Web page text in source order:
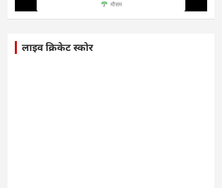
मौसम
लाइव क्रिकेट स्कोर